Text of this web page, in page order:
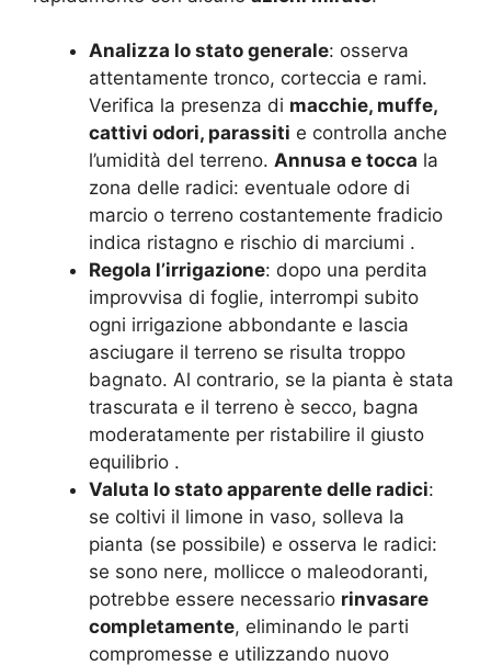
Analizza lo stato generale: osserva
attentamente tronco, corteccia e rami.
Verifica la presenza di macchie, muffe,
cattivi odori, parassiti e controlla anche
l’umidità del terreno. Annusa e tocca la
zona delle radici: eventuale odore di
marcio o terreno costantemente fradicio
indica ristagno e rischio di marciumi .
Regola l’irrigazione: dopo una perdita
improvvisa di foglie, interrompi subito
ogni irrigazione abbondante e lascia
asciugare il terreno se risulta troppo
bagnato. Al contrario, se la pianta è stata
trascurata e il terreno è secco, bagna
moderatamente per ristabilire il giusto
equilibrio .
Valuta lo stato apparente delle radici:
se coltivi il limone in vaso, solleva la
pianta (se possibile) e osserva le radici:
se sono nere, mollicce o maleodoranti,
potrebbe essere necessario rinvasare
completamente, eliminando le parti
compromesse e utilizzando nuovo